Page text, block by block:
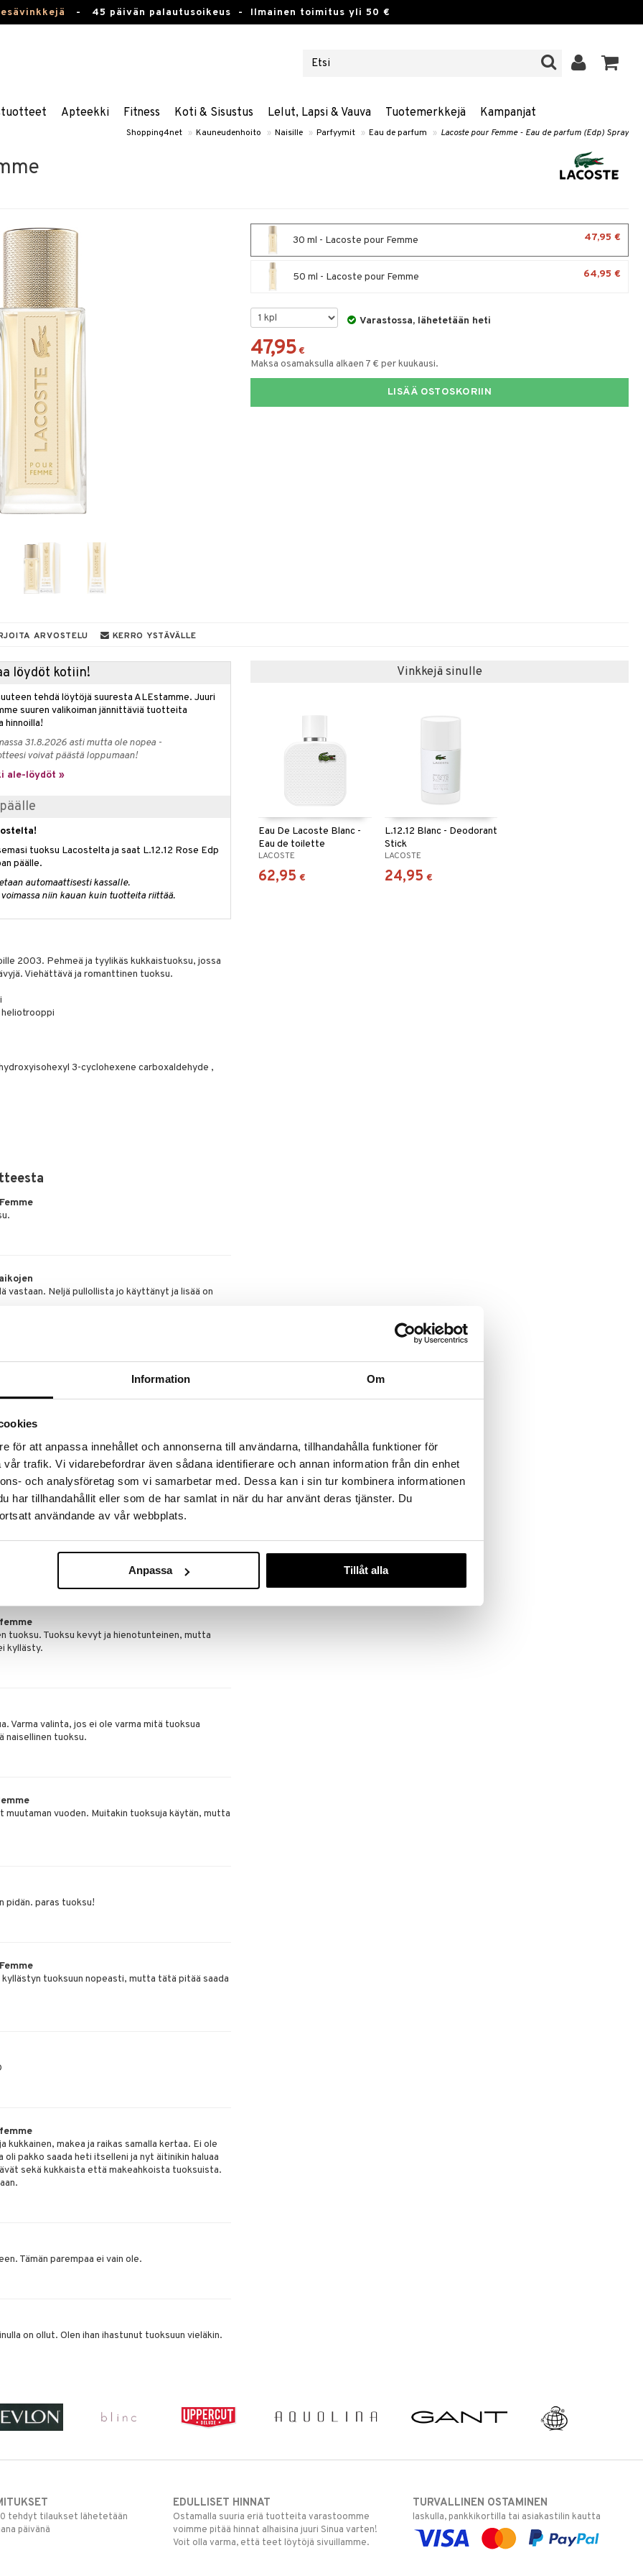
Information Om
för att anpassa innehållet och annonserna till användarna, tillhandahålla funktioner för
trafik. Vi vidarebefordrar även sådana identifierare och annan information från din enhet
och analysföretag som vi samarbetar med. Dessa kan i sin tur kombinera informationen
har tillhandahållit eller som de har samlat in när du har använt deras tjänster. Du
användande av vår webbplats.
Anpassa Tillåt alla
- 45 päivän palautusoikeus - Ilmainen toimitus yli 50 €
Apteekki Fitness Koti & Sisustus Lelut, Lapsi & Vauva Tuotemerkkejä Kampanjat
Shopping4net » Kauneudenhoito » Naisille » Parfyymit » Eau de parfum » Lacoste pour Femme - Eau de parfum (Edp) Spray
30 ml - Lacoste pour Femme 47,95 €
50 ml - Lacoste pour Femme 64,95 €
Varastossa, lähetetään heti
47,95 €
Maksa osamaksulla alkaen 7 € per kuukausi.
LISÄÄ OSTOSKORIIN
ARVOSTELU KERRO YSTÄVÄLLE
löydöt kotiin!
tehdä löytöjä suuresta ALEstamme. Juuri
suuren valikoiman jännittäviä tuotteita
hinnoilla!
31.8.2026 asti mutta ole nopea -
voivat päästä loppumaan!
ale-löydöt »
tuoksu Lacostelta ja saat L.12.12 Rose Edp
päälle.
automaattisesti kassalle.
voimassa niin kauan kuin tuotteita riittää.
2003. Pehmeä ja tyylikäs kukkaistuoksu, jossa
Viehättävä ja romanttinen tuoksu.
heliotrooppi
3-cyclohexene carboxaldehyde ,
vastaan. Neljä pullollista jo käyttänyt ja lisää on
laivalla horoskooppitaulusta:) Olen todella
tuli lemppari heti ja on sitä edelleen monen
tuoksu. Tuoksu kevyt ja hienotunteinen, mutta
kyllästy.
Varma valinta, jos ei ole varma mitä tuoksua
naisellinen tuoksu.
muutaman vuoden. Muitakin tuoksuja käytän, mutta
pidän. paras tuoksu!
kyllästyn tuoksuun nopeasti, mutta tätä pitää saada
kukkainen, makea ja raikas samalla kertaa. Ei ole
oli pakko saada heti itselleni ja nyt äitinikin haluaa
sekä kukkaista että makeahkoista tuoksuista.
Tämän parempaa ei vain ole.
on ollut. Olen ihan ihastunut tuoksuun vieläkin.
Vinkkejä sinulle
Eau De Lacoste Blanc -
Eau de toilette
LACOSTE
62,95 €
L.12.12 Blanc - Deodorant
Stick
LACOSTE
24,95 €
tehdyt tilaukset lähetetään
päivänä
EDULLISET HINNAT
Ostamalla suuria eriä tuotteita varastoomme
voimme pitää hinnat alhaisina juuri Sinua varten!
Voit olla varma, että teet löytöjä sivuillamme.
TURVALLINEN OSTAMINEN
laskulla, pankkikortilla tai asiakastilin kautta